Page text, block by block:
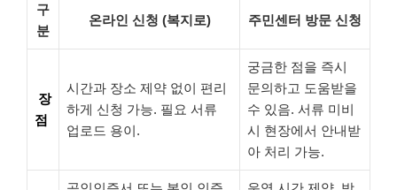
구
분
온라인 신청 (복지로) 주민센터 방문 신청
장
점
시간과 장소 제약 없이 편리
하게 신청 가능. 필요 서류
업로드 용이.
궁금한 점을 즉시
문의하고 도움받을
수 있음. 서류 미비
시 현장에서 안내받
아 처리 가능.